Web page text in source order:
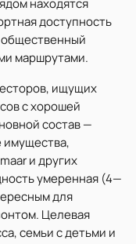
находятся
доступность
маршрутами.
ищущих
с хорошей
состав —
и других
умеренная (4—
для
Целевая
семьи с детьми и